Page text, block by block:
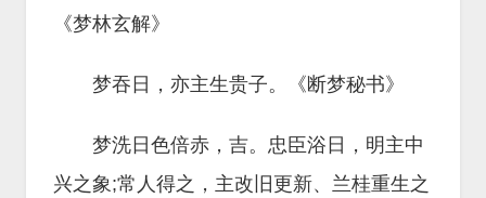
《梦林玄解》
梦吞日，亦主生贵子。《断梦秘书》
梦洗日色倍赤，吉。忠臣浴日，明主中
兴之象;常人得之，主改旧更新、兰桂重生之